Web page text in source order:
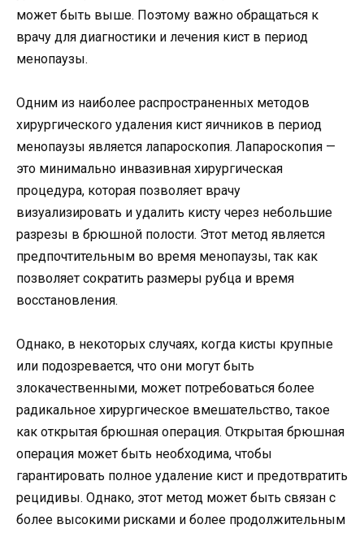
может быть выше. Поэтому важно обращаться к
врачу для диагностики и лечения кист в период
менопаузы.
Одним из наиболее распространенных методов
хирургического удаления кист яичников в период
менопаузы является лапароскопия. Лапароскопия —
это минимально инвазивная хирургическая
процедура, которая позволяет врачу
визуализировать и удалить кисту через небольшие
разрезы в брюшной полости. Этот метод является
предпочтительным во время менопаузы, так как
позволяет сократить размеры рубца и время
восстановления.
Однако, в некоторых случаях, когда кисты крупные
или подозревается, что они могут быть
злокачественными, может потребоваться более
радикальное хирургическое вмешательство, такое
как открытая брюшная операция. Открытая брюшная
операция может быть необходима, чтобы
гарантировать полное удаление кист и предотвратить
рецидивы. Однако, этот метод может быть связан с
более высокими рисками и более продолжительным